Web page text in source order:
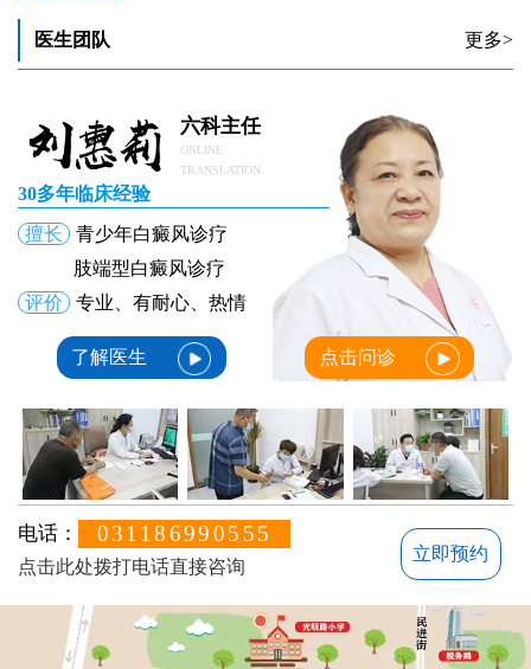
医生团队 更多>
六科主任
ONLINE
TRANSLATION
30多年临床经验
擅长
青少年白癜风诊疗
肢端型白癜风诊疗
评价
专业、有耐心、热情
了解医生 点击问诊
电话： 031186990555
点击此处拨打电话直接咨询
立即预约